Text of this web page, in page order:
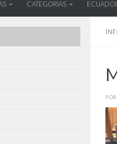
CATEGORIAS
POR